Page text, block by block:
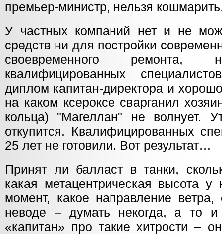
премьер-министр, нельзя
У частных компаний нет и не
средств ни для постройки
своевременного
квалифицированных
диплом капитан-директора и
на каком ксероксе сварганил
кольца) "Магеллан" не волнует.
откупится. Квалифицированных
25 лет не готовили. Вот результат…
Принят ли балласт в танки,
какая метацентрическая высота
момент, какое направление
неводе – думать некогда, а то
«капитан» про такие хитрости –